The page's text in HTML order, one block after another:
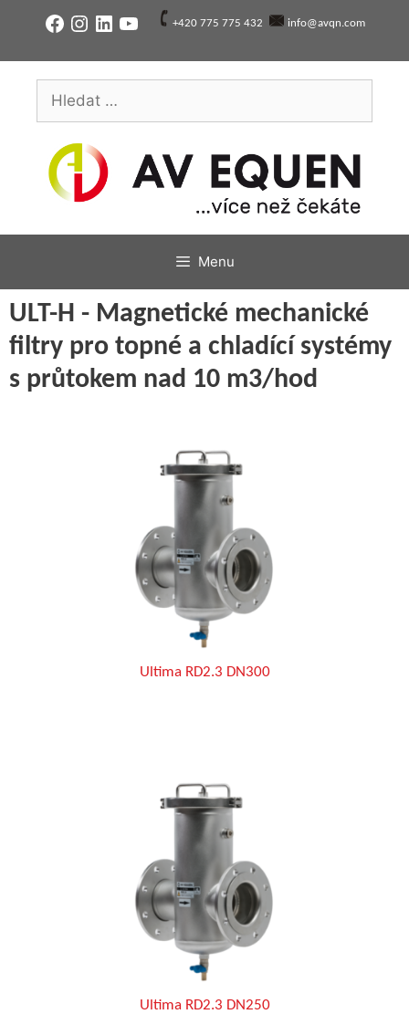
FacebookInstagramLinkedInYouTube +420 775 775 432 info@avqn.com
Menu
ULT-H - Magnetické mechanické
filtry pro topné a chladící systémy
s průtokem nad 10 m3/hod
Ultima RD2.3 DN300
Ultima RD2.3 DN250